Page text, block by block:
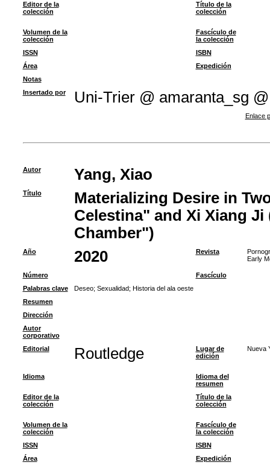
Editor de la
colección
Título de la
colección
Volumen de la
colección
Fascículo de
la colección
ISSN
ISBN
Área
Expedición
Notas
Insertado por
Uni-Trier @ amaranta_sg @
Enlace
Autor Yang, Xiao
Título
Materializing Desire in
Celestina" and Xi Xiang
Chamber")
Año 2020 Revista
Early
Número
Fascículo
Palabras clave
Deseo; Sexualidad; Historia del ala oeste
Resumen
Dirección
Autor
corporativo
Editorial
Routledge
Lugar de
edición
Nueva
Idioma
Idioma del
resumen
Editor de la
colección
Título de la
colección
Volumen de la
colección
Fascículo de
la colección
ISSN
ISBN
Área
Expedición